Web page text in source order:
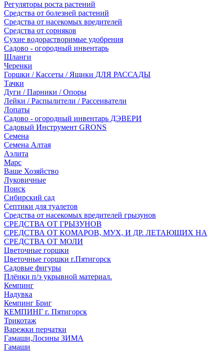
Регуляторы роста растений
Средства от болезней растений
Средства от насекомых вредителей
Средства от сорняков
Сухие водорастворимые удобрения
Садово - огородный инвентарь
Шланги
Черенки
Горшки / Кассеты / Ящики ДЛЯ РАССАДЫ
Тачки
Дуги / Парники / Опоры
Лейки / Распылители / Рассеиватели
Лопаты
Садово - огородный инвентарь ДЭВЕРИ
Садовый Инструмент GRONS
Семена
Семена Алтая
Аэлита
Марс
Ваше Хозяйство
Луковичные
Поиск
Сибирский сад
Септики для туалетов
Средства от насекомых вредителей грызунов
СPEДСТВА ОТ ГРЫЗУНОВ
СРЕДСТВА ОТ КОМАРОВ, МУХ, И ДР. ЛЕТАЮЩИХ НА
СРЕДСТВА ОТ МОЛИ
Цветочные горшки
Цветочные горшки г.Пятигорск
Садовые фигуры
Плёнки п/э укрывной материал.
Кемпинг
Надувка
Кемпинг Бриг
КЕМПИНГ г. Пятигорск
Трикотаж
Варежки перчатки
Гамаши,Лосины ЗИМА
Гамаши